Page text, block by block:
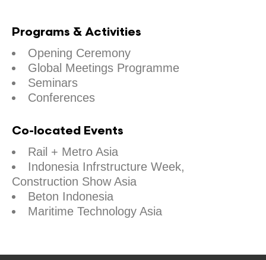
Programs & Activities
Opening Ceremony
Global Meetings Programme
Seminars
Conferences
Co-located Events
Rail + Metro Asia
Indonesia Infrstructure Week,
Construction Show Asia
Beton Indonesia
Maritime Technology Asia